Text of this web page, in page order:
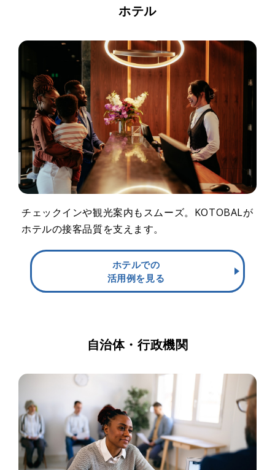
ホテル
チェックインや観光案内もスムーズ。KOTOBALが
ホテルの接客品質を支えます。
ホテルでの
活用例を見る
自治体・行政機関